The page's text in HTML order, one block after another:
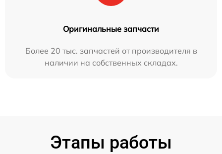
Оригинальные запчасти
Более 20 тыс. запчастей от производителя в
наличии на собственных складах.
Этапы работы